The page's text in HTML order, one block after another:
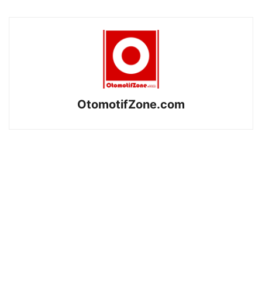
OtomotifZone.com